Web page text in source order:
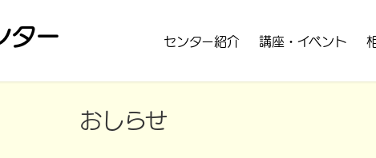
ター センター紹介 講座・イベント
おしらせ